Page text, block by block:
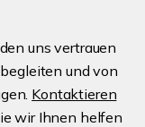
uns vertrauen
und von
Kontaktieren
wir Ihnen helfen